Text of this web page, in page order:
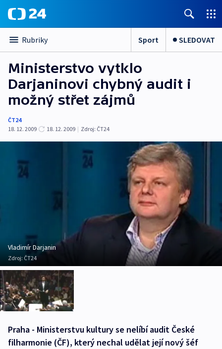
Rubriky Sport SLEDOVAT
Ministerstvo vytklo
Darjaninovi chybný audit i
možný střet zájmů
ČT24
18. 12. 2009
18. 12. 2009 | Zdroj: ČT24
Vladimír Darjanin
Zdroj: ČT24
Praha - Ministerstvu kultury se nelíbí audit České
filharmonie (ČF), který nechal udělat její nový šéf